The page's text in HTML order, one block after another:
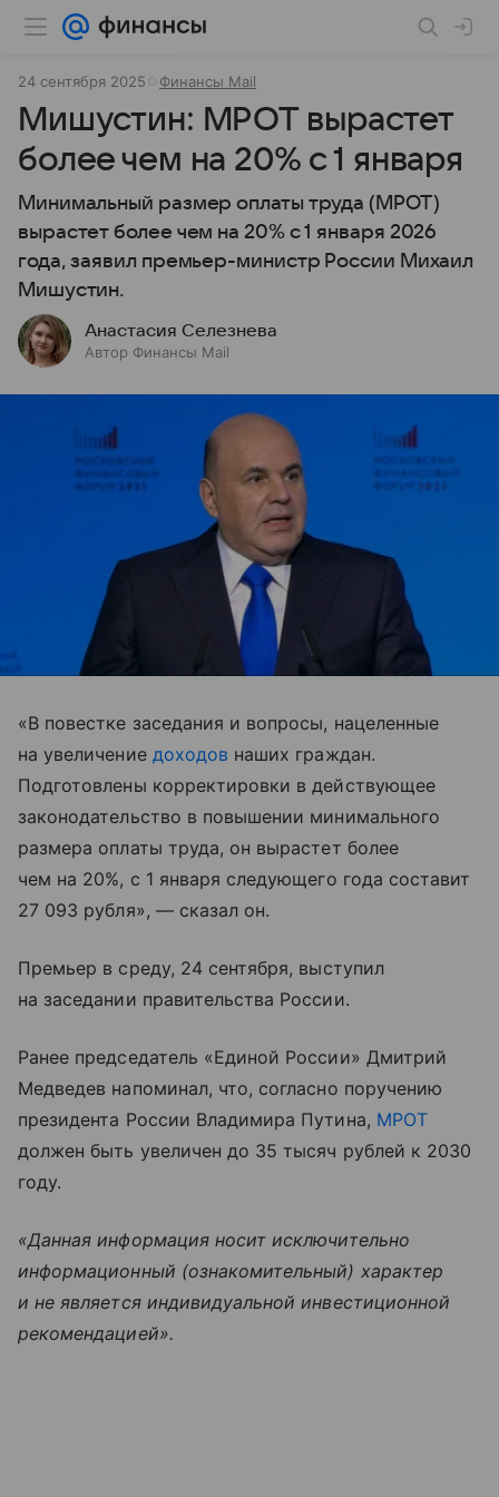
24 сентября 2025 Финансы Mail
Мишустин: МРОТ вырастет
более чем на 20% с 1 января
Минимальный размер оплаты труда (МРОТ)
вырастет более чем на 20% с 1 января 2026
года, заявил премьер-министр России Михаил
Мишустин.
Анастасия Селезнева
Автор Финансы Mail
«В повестке заседания и вопросы, нацеленные
на увеличение доходов наших граждан.
Подготовлены корректировки в действующее
законодательство в повышении минимального
размера оплаты труда, он вырастет более
чем на 20%, с 1 января следующего года составит
27 093 рубля», — сказал он.
Премьер в среду, 24 сентября, выступил
на заседании правительства России.
Ранее председатель «Единой России» Дмитрий
Медведев напоминал, что, согласно поручению
президента России Владимира Путина, МРОТ
должен быть увеличен до 35 тысяч рублей к 2030
году.
«Данная информация носит исключительно
информационный (ознакомительный) характер
и не является индивидуальной инвестиционной
рекомендацией».